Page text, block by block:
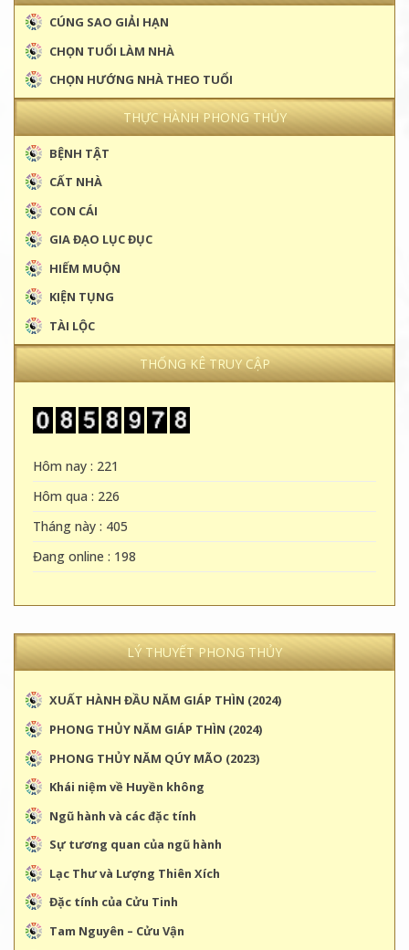
CÚNG SAO GIẢI HẠN
CHỌN TUỔI LÀM NHÀ
CHỌN HƯỚNG NHÀ THEO TUỔI
THỰC HÀNH PHONG THỦY
BỆNH TẬT
CẤT NHÀ
CON CÁI
GIA ĐẠO LỤC ĐỤC
HIẾM MUỘN
KIỆN TỤNG
TÀI LỘC
THỐNG KÊ TRUY CẬP
Hôm nay : 221
Hôm qua : 226
Tháng này : 405
Đang online : 198
LÝ THUYẾT PHONG THỦY
XUẤT HÀNH ĐẦU NĂM GIÁP THÌN (2024)
PHONG THỦY NĂM GIÁP THÌN (2024)
PHONG THỦY NĂM QÚY MÃO (2023)
Khái niệm về Huyền không
Ngũ hành và các đặc tính
Sự tương quan của ngũ hành
Lạc Thư và Lượng Thiên Xích
Đặc tính của Cửu Tinh
Tam Nguyên – Cửu Vận